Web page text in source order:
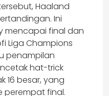
Haaland
Ini
mencapai final dan
Liga Champions
penampilan
hat-trick
16 besar, yang
perempat final.